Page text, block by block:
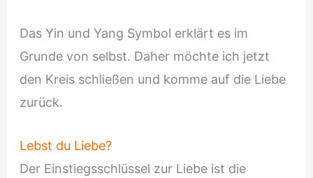
Das Yin und Yang Symbol erklärt es im
Grunde von selbst. Daher möchte ich jetzt
den Kreis schließen und komme auf die Liebe
zurück.
Lebst du Liebe?
Der Einstiegsschlüssel zur Liebe ist die